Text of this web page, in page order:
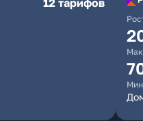
12 тарифов